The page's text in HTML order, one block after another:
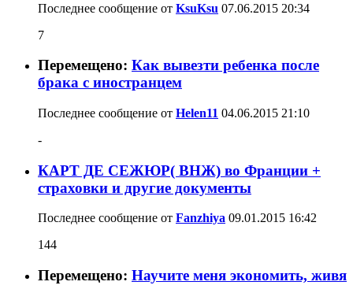
Последнее сообщение от KsuKsu 07.06.2015 20:34
7
Перемещено: Как вывезти ребенка после
брака с иностранцем
Последнее сообщение от Helen11 04.06.2015 21:10
-
КАРТ ДЕ СЕЖЮР( ВНЖ) во Франции +
страховки и другие документы
Последнее сообщение от Fanzhiya 09.01.2015 16:42
144
Перемещено: Научите меня экономить, живя